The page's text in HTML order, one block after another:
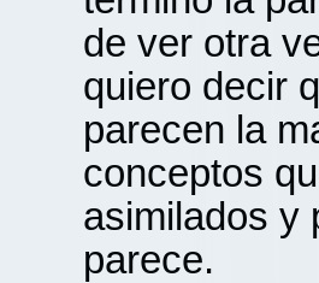
de ver otra
quiero decir
parecen la
conceptos
asimilados y
parece.